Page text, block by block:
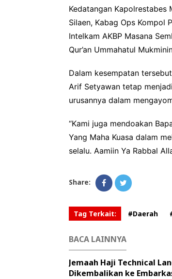
Kedatangan Kapolrestabes
Silaen, Kabag Ops Kompol
Intelkam AKBP Masana
Qur’an Ummahatul
Dalam kesempatan
Arif Setyawan tetap
urusannya dalam
“Kami juga mendoakan
Yang Maha Kuasa dalam
selalu. Aamiin Ya Rabbal
Share:
Tag Terkait: #Daerah
BACA LAINNYA
Jemaah Haji Technical
Dikembalikan ke